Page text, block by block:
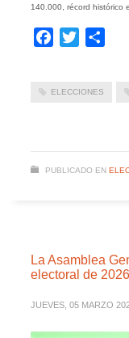
140.000, récord histórico
Facebook
Twitter
ELECCIONES
PUBLICADO EN
La Asamblea
electoral de 2026
JUEVES, 05 MARZO